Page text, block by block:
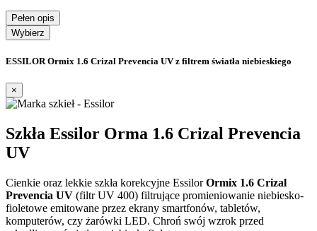
Pełen opis
Wybierz
ESSILOR Ormix 1.6 Crizal Prevencia UV z filtrem światła niebieskiego
×
Szkła Essilor Orma 1.6 Crizal Prevencia
UV
Cienkie oraz lekkie szkła korekcyjne EssilorOrmix 1.6 Crizal
Prevencia UV (filtr UV 400) filtrujące promieniowanie niebiesko-
fioletowe emitowane przez ekrany smartfonów, tabletów,
komputerów, czy żarówki LED. Chroń swój wzrok przed